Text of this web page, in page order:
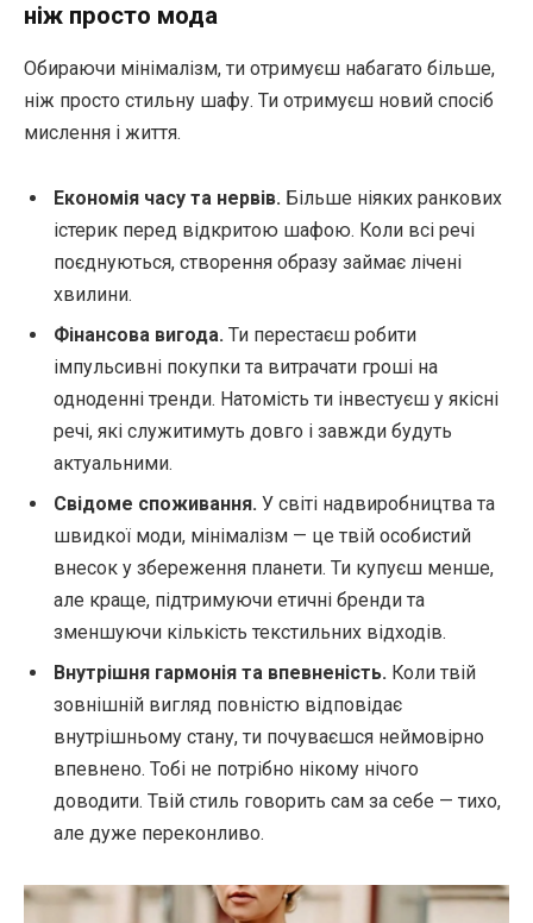
ніж просто мода
Обираючи мінімалізм, ти отримуєш набагато більше,
ніж просто стильну шафу. Ти отримуєш новий спосіб
мислення і життя.
Економія часу та нервів. Більше ніяких ранкових
істерик перед відкритою шафою. Коли всі речі
поєднуються, створення образу займає лічені
хвилини.
Фінансова вигода. Ти перестаєш робити
імпульсивні покупки та витрачати гроші на
одноденні тренди. Натомість ти інвестуєш у якісні
речі, які служитимуть довго і завжди будуть
актуальними.
Свідоме споживання. У світі надвиробництва та
швидкої моди, мінімалізм — це твій особистий
внесок у збереження планети. Ти купуєш менше,
але краще, підтримуючи етичні бренди та
зменшуючи кількість текстильних відходів.
Внутрішня гармонія та впевненість. Коли твій
зовнішній вигляд повністю відповідає
внутрішньому стану, ти почуваєшся неймовірно
впевнено. Тобі не потрібно нікому нічого
доводити. Твій стиль говорить сам за себе — тихо,
але дуже переконливо.